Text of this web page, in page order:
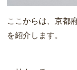
ここからは、京都
を紹介します。